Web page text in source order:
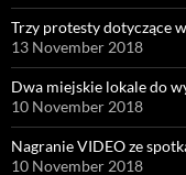
Trzy protesty dotyczące
13 November 2018
Dwa miejskie lokale do
10 November 2018
Nagranie VIDEO ze
10 November 2018